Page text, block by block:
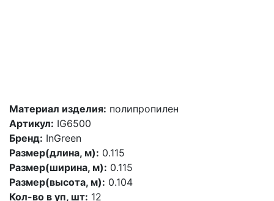
Материал изделия: полипропилен
Артикул: IG6500
Бренд: InGreen
Размер(длина, м): 0.115
Размер(ширина, м): 0.115
Размер(высота, м): 0.104
Кол-во в уп, шт: 12